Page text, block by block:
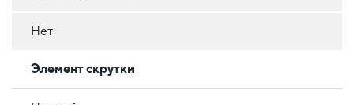
Нет
Элемент скрутки